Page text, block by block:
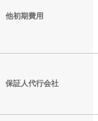
他初期費用
保証人代行会社